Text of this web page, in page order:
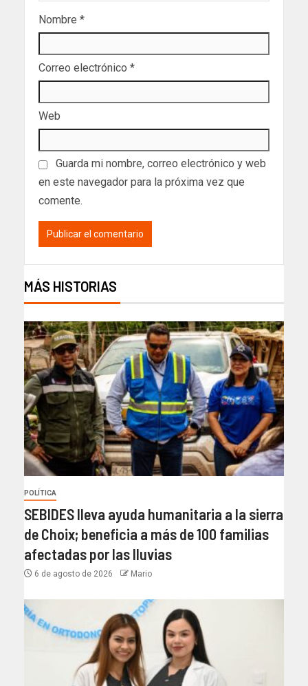
Nombre *
Correo electrónico *
Web
Guarda mi nombre, correo electrónico y web
en este navegador para la próxima vez que
comente.
MÁS HISTORIAS
POLÍTICA
SEBIDES lleva ayuda humanitaria a la sierra
de Choix; beneficia a más de 100 familias
afectadas por las lluvias
6 de agosto de 2026 Mario